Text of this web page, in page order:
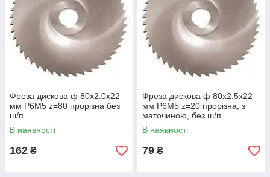
Фреза дискова ф 80х2.0х22
мм Р6М5 z=80 прорізна без
ш/п
В наявності
162 ₴
Фреза дискова ф 80х2.5х22
мм Р6М5 z=20 прорізна, з
маточиною, без ш/п
В наявності
79 ₴